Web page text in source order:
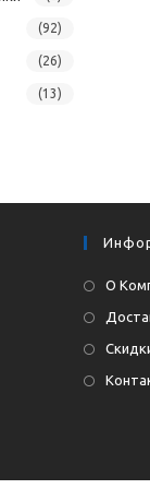
(92)
(26)
(13)
О